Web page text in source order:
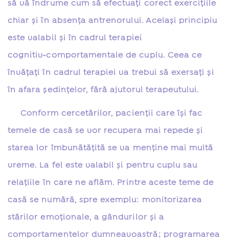
să vă îndrume cum să efectuaţi corect exerciţiile
chiar şi în absenţa antrenorului. Acelaşi principiu
este valabil şi în cadrul terapiei
cognitiv‑comportamentale de cuplu. Ceea ce
învăţaţi în cadrul terapiei va trebui să exersaţi şi
în afara şedinţelor, fără ajutorul terapeutului.
Conform cercetărilor, pacienţii care îşi fac
temele de casă se vor recupera mai repede şi
starea lor îmbunătăţită se va menţine mai multă
vreme. La fel este valabil și pentru cuplu sau
relațiile în care ne aflăm. Printre aceste teme de
casă se numără, spre exemplu: monitorizarea
stărilor emoţionale, a gândurilor şi a
comportamentelor dumneavoastră; programarea